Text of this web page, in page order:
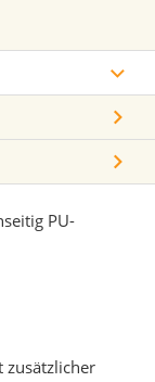
PU-
zusätzlicher